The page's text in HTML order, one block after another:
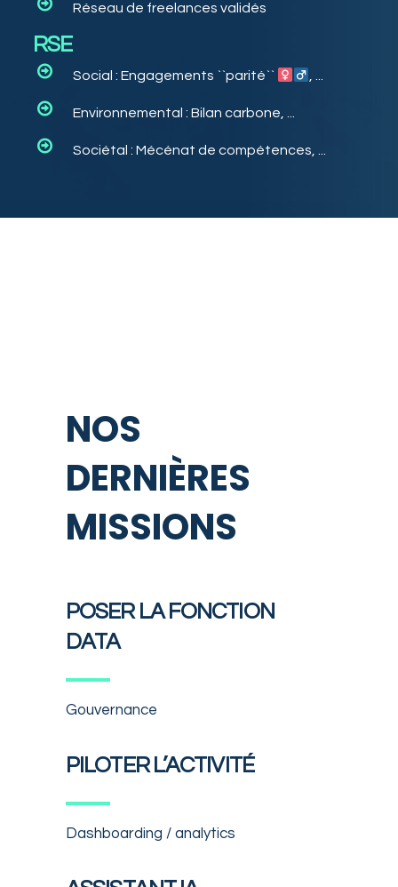
Réseau de freelances validés
RSE
Social : Engagements ``parité``
Environnemental : Bilan carbone, ...
Sociétal : Mécénat de compétences, ...
NOS
DERNIÈRES
MISSIONS
POSER LA FONCTION
DATA
Gouvernance
PILOTER L’ACTIVITÉ
Dashboarding / analytics